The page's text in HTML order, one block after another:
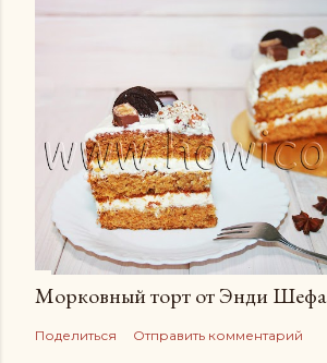
Морковный торт от Энди Шефа
Поделиться Отправить комментарий